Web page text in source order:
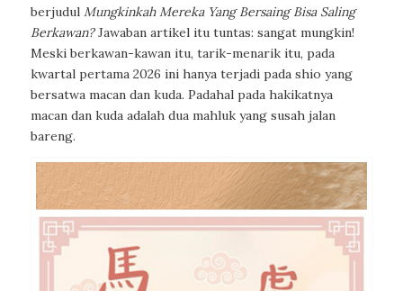
berjudul Mungkinkah Mereka Yang Bersaing Bisa Saling
Berkawan?Jawaban artikel itu tuntas: sangat mungkin!
Meski berkawan-kawan itu, tarik-menarik itu, pada
kwartal pertama 2026 ini hanya terjadi pada shio yang
bersatwa macan dan kuda. Padahal pada hakikatnya
macan dan kuda adalah dua mahluk yang susah jalan
bareng.